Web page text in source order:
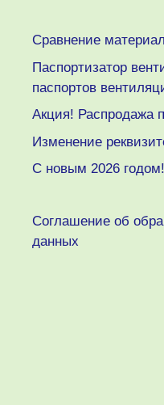
Сравнение
Паспортизатор
паспортов
Акция! Распродажа
Изменение
C новым 2026 годом!
Соглашение об
данных